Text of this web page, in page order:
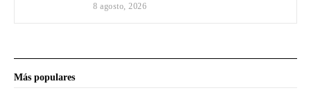
8 agosto, 2026
Más populares